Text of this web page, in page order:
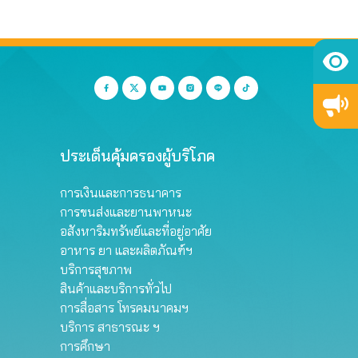
ประเด็นคุ้มครองผู้บริโภค
การเงินและการธนาคาร
การขนส่งและยานพาหนะ
อสังหาริมทรัพย์และที่อยู่อาศัย
อาหาร ยา และผลิตภัณฑ์ฯ
บริการสุขภาพ
สินค้าและบริการทั่วไป
การสื่อสาร โทรคมนาคมฯ
บริการ สาธารณะ ฯ
การศึกษา